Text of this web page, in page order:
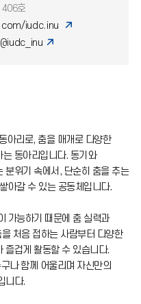
호
iudc.inu
아리로, 춤을 매개로 다양한
동아리입니다. 동기와
분위기 속에서, 단순히 춤을 추는
아갈 수 있는 공동체입니다.
가능하기 때문에 춤 실력과
처음 접하는 사람부터 다양한
즐겁게 활동할 수 있습니다.
나 함께 어울리며 자신만의
니다.